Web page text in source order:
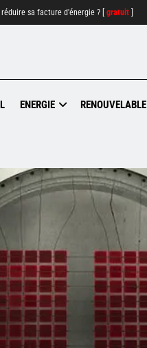
sa facture d'énergie ? [ gratuit
ENERGIE RENOUVELABLE